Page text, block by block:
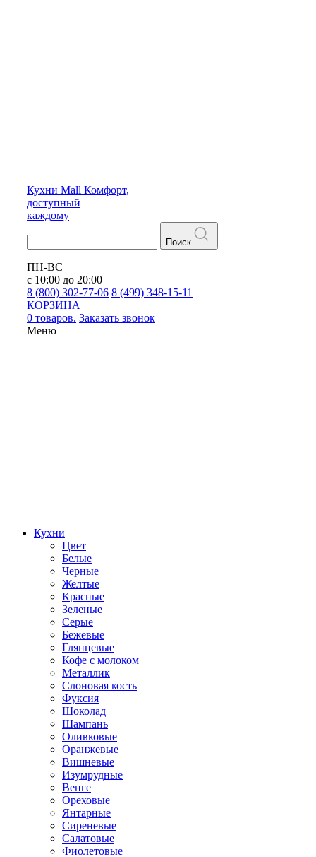
Кухни Mall Комфорт,
доступный
каждому
Поиск
ПН-ВС
с 10:00 до 20:00
8 (800) 302-77-06 8 (499) 348-15-11
КОРЗИНА
0 товаров. Заказать звонок
Меню
Кухни
Цвет
Белые
Черные
Желтые
Красные
Зеленые
Серые
Бежевые
Глянцевые
Кофе с молоком
Металлик
Слоновая кость
Фуксия
Шоколад
Шампань
Оливковые
Оранжевые
Вишневые
Изумрудные
Венге
Ореховые
Янтарные
Сиреневые
Салатовые
Фиолетовые